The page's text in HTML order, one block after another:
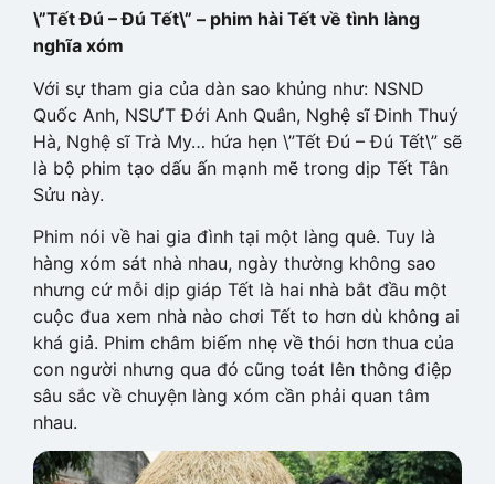
\”Tết Đú – Đú Tết\” – phim hài Tết về tình làng
nghĩa xóm
Với sự tham gia của dàn sao khủng như: NSND
Quốc Anh, NSƯT Đới Anh Quân, Nghệ sĩ Đinh Thuý
Hà, Nghệ sĩ Trà My… hứa hẹn \”Tết Đú – Đú Tết\” sẽ
là bộ phim tạo dấu ấn mạnh mẽ trong dịp Tết Tân
Sửu này.
Phim nói về hai gia đình tại một làng quê. Tuy là
hàng xóm sát nhà nhau, ngày thường không sao
nhưng cứ mỗi dịp giáp Tết là hai nhà bắt đầu một
cuộc đua xem nhà nào chơi Tết to hơn dù không ai
khá giả. Phim châm biếm nhẹ về thói hơn thua của
con người nhưng qua đó cũng toát lên thông điệp
sâu sắc về chuyện làng xóm cần phải quan tâm
nhau.